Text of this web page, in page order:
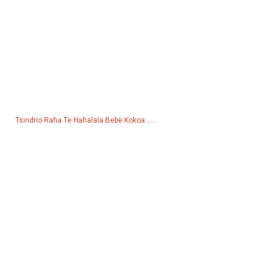
Tsindrio Raha Te Hahalala Bebe Kokoa......